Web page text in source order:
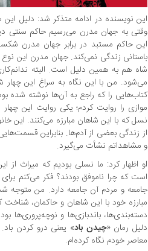
این نویسنده در ادامه متذکر شد: دلیل
وقتی به جهان مدرن می‌رسیم حاکم سنتی
این حاکم مستبد در برابر جهان مدرن
باستانی زندگی نمی‌کند. جهان مدرن این
شاه هم به همین دلیل است. البته
می‌شود. من با این نگاه به سراغ این
کتاب‌هایی را که راجع به آن‌ها نوشته شده
موازی را روایت کردم؛ یکی روایت این
نسل که با این شاهان مبارزه می‌کنند. این
از زندگی بعضی از آدم‌ها. بنابراین
و مشاهداتم نشأت می‌گیرد.
او اظهار کرد: ما نسلی بودیم که میراث از
است که چرا ناموفق بودند؟ فکر می‌کنم برای
جامعه و مردم آن جامعه دارد. من متوجه
مبارزه خود با این شاهان و حاکمان، شناخت
دسته‌بندی‌ها، باندبازی‌ها و نوچه‌پروری‌ها
دلیل رمان «چیدن باد» یعنی درو کردن
معاصر خودم نگاه کرده‌ام.